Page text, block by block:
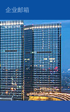
企业邮箱